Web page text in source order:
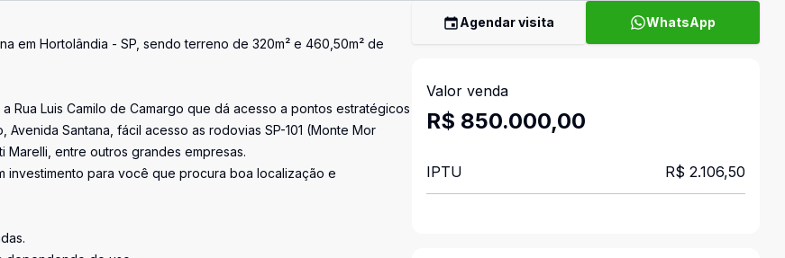
em Hortolândia - SP, sendo terreno de 320m² e 460,50m² de
Luis Camilo de Camargo que dá acesso a pontos estratégicos
Santana, fácil acesso as rodovias SP-101 (Monte Mor
Marelli, entre outros grandes empresas.
para você que procura boa localização e
Agendar visita WhatsApp
Valor venda
R$ 850.000,00
IPTU R$ 2.106,50